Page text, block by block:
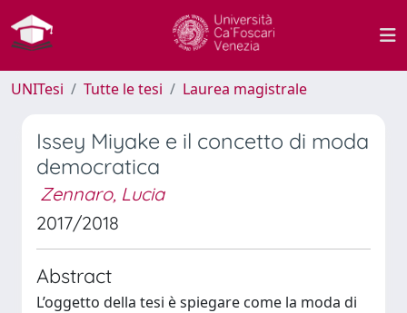
UNITesi Tutte le tesi Laurea magistrale
Issey Miyake e il concetto di moda
democratica
Zennaro, Lucia
2017/2018
Abstract
L’oggetto della tesi è spiegare come la moda di